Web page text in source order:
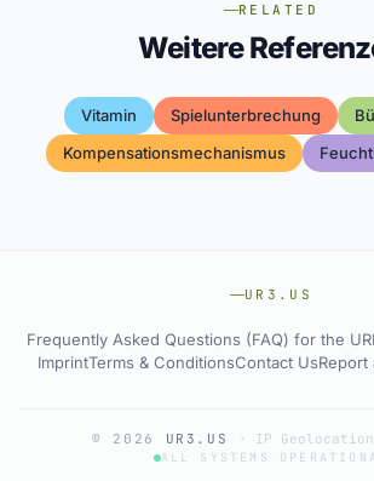
RELATED
Weitere
Vitamin Spielunterbrechung
Kompensationsmechanismus
UR3.US
Frequently Asked Questions (FAQ) for the
ImprintTerms & ConditionsContact UsReport
© 2026 UR3.US · IP
ALL SYSTEMS